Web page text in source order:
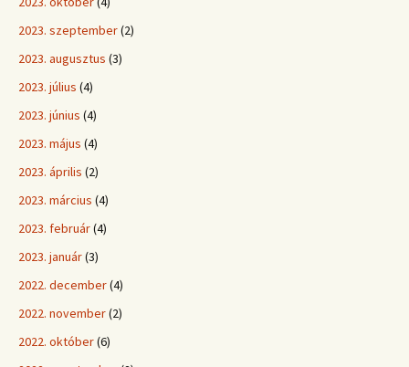
2023. szeptember(2)
2023. augusztus (3)
2023. július (4)
2023. június (4)
2023. május (4)
2023. április (2)
2023. március (4)
2023. február(4)
2023. január(3)
2022. december(4)
2022. november(2)
2022. október(6)